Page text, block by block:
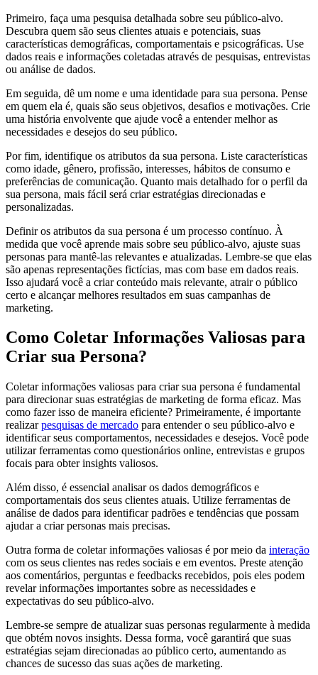
Primeiro, faça uma pesquisa detalhada sobre seu público-alvo.
Descubra quem são seus clientes atuais e potenciais, suas
características demográficas, comportamentais e psicográficas. Use
dados reais e informações coletadas através de pesquisas, entrevistas
ou análise de dados.
Em seguida, dê um nome e uma identidade para sua persona. Pense
em quem ela é, quais são seus objetivos, desafios e motivações. Crie
uma história envolvente que ajude você a entender melhor as
necessidades e desejos do seu público.
Por fim, identifique os atributos da sua persona. Liste características
como idade, gênero, profissão, interesses, hábitos de consumo e
preferências de comunicação. Quanto mais detalhado for o perfil da
sua persona, mais fácil será criar estratégias direcionadas e
personalizadas.
Definir os atributos da sua persona é um processo contínuo. À
medida que você aprende mais sobre seu público-alvo, ajuste suas
personas para mantê-las relevantes e atualizadas. Lembre-se que elas
são apenas representações fictícias, mas com base em dados reais.
Isso ajudará você a criar conteúdo mais relevante, atrair o público
certo e alcançar melhores resultados em suas campanhas de
marketing.
Como Coletar Informações Valiosas para
Criar sua Persona?
Coletar informações valiosas para criar sua persona é fundamental
para direcionar suas estratégias de marketing de forma eficaz. Mas
como fazer isso de maneira eficiente? Primeiramente, é importante
realizarpesquisas de mercado para entender o seu público-alvo e
identificar seus comportamentos, necessidades e desejos. Você pode
utilizar ferramentas como questionários online, entrevistas e grupos
focais para obter insights valiosos.
Além disso, é essencial analisar os dados demográficos e
comportamentais dos seus clientes atuais. Utilize ferramentas de
análise de dados para identificar padrões e tendências que possam
ajudar a criar personas mais precisas.
Outra forma de coletar informações valiosas é por meio da interação
com os seus clientes nas redes sociais e em eventos. Preste atenção
aos comentários, perguntas e feedbacks recebidos, pois eles podem
revelar informações importantes sobre as necessidades e
expectativas do seu público-alvo.
Lembre-se sempre de atualizar suas personas regularmente à medida
que obtém novos insights. Dessa forma, você garantirá que suas
estratégias sejam direcionadas ao público certo, aumentando as
chances de sucesso das suas ações de marketing.